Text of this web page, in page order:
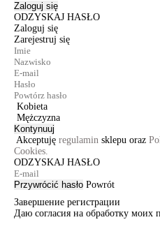
Zaloguj się
ODZYSKAJ HASŁO
Zaloguj się
Zarejestruj się
Kobieta
Mężczyzna
Kontynuuj
Akceptuję regulamin sklepu oraz
Cookies.
ODZYSKAJ HASŁO
Przywrócić hasło Powrót
Завершение регистрации
Даю согласия на обработку моих